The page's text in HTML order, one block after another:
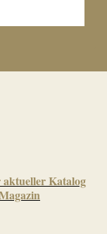
aktueller Katalog